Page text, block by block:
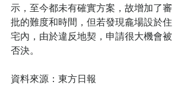
示，至今都未有確實方案，故增加了審
批的難度和時間，但若發現龕場設於住
宅內，由於違反地契，申請很大機會被
否決。
資料來源：東方日報